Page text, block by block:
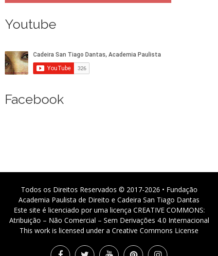
Youtube
Facebook
Todos os Direitos Reservados © 2017-2026 • Fundação
Academia Paulista de Direito e Cadeira San Tiago Dantas
Este site é licenciado por uma licença CREATIVE COMMONS:
Atribuição – Não Comercial – Sem Derivações 4.0 Internacional
This work is licensed under a Creative Commons License